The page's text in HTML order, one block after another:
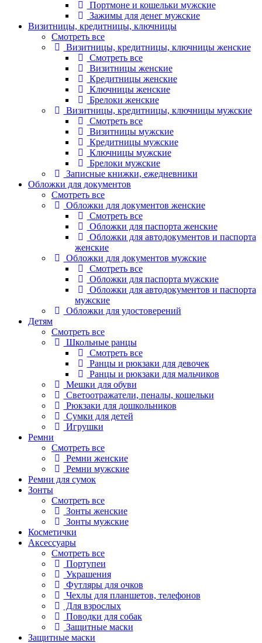
Портмоне и кошельки мужские
Зажимы для денег мужские
Визитницы, кредитницы, ключницы
Смотреть все
Визитницы, кредитницы, ключницы женские
Смотреть все
Визитницы женские
Кредитницы женские
Ключницы женские
Брелоки женские
Визитницы, кредитницы, ключницы мужские
Смотреть все
Визитницы мужские
Кредитницы мужские
Ключницы мужские
Брелоки мужские
Записные книжки, ежедневники
Обложки для документов
Смотреть все
Обложки для документов женские
Смотреть все
Обложки для паспорта женские
Обложки для автодокументов и паспорта
женские
Обложки для документов мужские
Смотреть все
Обложки для паспорта мужские
Обложки для автодокументов и паспорта
мужские
Обложки для удостоверений
Детям
Смотреть все
Школьные ранцы
Смотреть все
Ранцы и рюкзаки для девочек
Ранцы и рюкзаки для мальчиков
Мешки для обуви
Светоотражатели, пеналы, кошельки
Рюкзаки для дошкольников
Сумки для детей
Игрушки
Ремни
Смотреть все
Ремни женские
Ремни мужские
Ремни для сумок
Зонты
Смотреть все
Зонты женские
Зонты мужские
Косметички
Аксессуары
Смотреть все
Портупеи
Украшения
Футляры для очков
Чехлы для планшетов, телефонов
Для взрослых
Поводки для собак
Защитные маски
Защитные маски